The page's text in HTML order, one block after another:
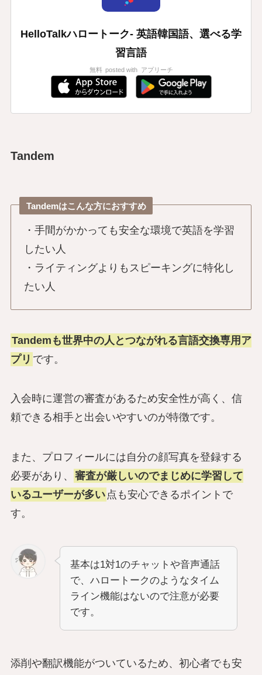
HelloTalkハロートーク- 英語韓国語、選べる学
習言語
無料 posted with アプリーチ
Tandem
Tandemはこんな方におすすめ
・手間がかかっても安全な環境で英語を学習
したい人
・ライティングよりもスピーキングに特化し
たい人
Tandemも世界中の人とつながれる言語交換専用ア
プリ です。
入会時に運営の審査があるため安全性が高く、信
頼できる相手と出会いやすいのが特徴です。
また、プロフィールには自分の顔写真を登録する
必要があり、
審査が厳しいのでまじめに学習して
いるユーザーが多い 点も安心できるポイントで
す。
基本は1対1のチャットや音声通話
で、ハロートークのようなタイム
ライン機能はないので注意が必要
です。
添削や翻訳機能がついているため、初心者でも安